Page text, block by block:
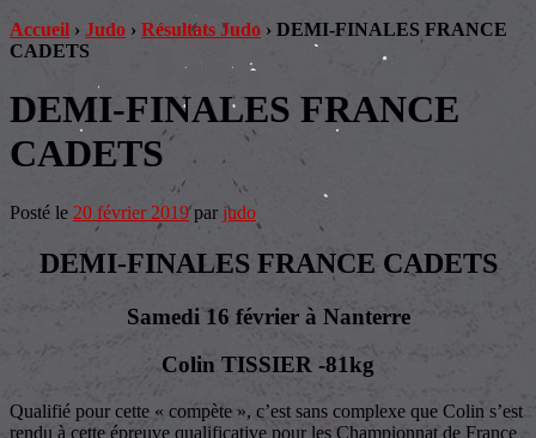
Accueil › Judo › Résultats Judo › DEMI-FINALES FRANCE
CADETS
DEMI-FINALES FRANCE
CADETS
Posté le 20 février 2019par judo
DEMI-FINALES FRANCE CADETS
Samedi 16 février à Nanterre
Colin TISSIER -81kg
Qualifié pour cette « compète », c’est sans complexe que Colin s’est
rendu à cette épreuve qualificative pour les Championnat de France